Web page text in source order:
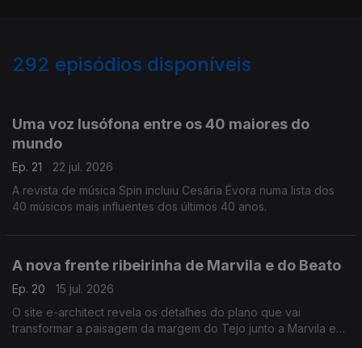
292 episódios disponíveis
Uma voz lusófona entre os 40 maiores do
mundo
Ep. 21
22 jul. 2026
A revista de música Spin incluiu Cesária Évora numa lista dos
40 músicos mais influentes dos últimos 40 anos.
A nova frente ribeirinha de Marvila e do Beato
Ep. 20
15 jul. 2026
O site e-architect revela os detalhes do plano que vai
transformar a paisagem da margem do Tejo junto a Marvila e